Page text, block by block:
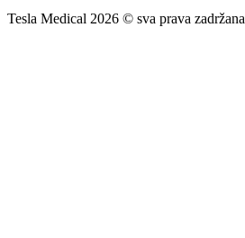
Tesla Medical 2026 © sva prava zadržana